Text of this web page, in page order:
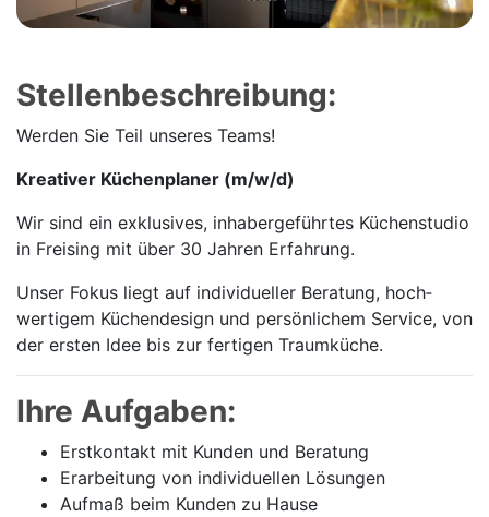
Stellenbeschreibung:
Werden Sie Teil unseres Teams!
Kreativer Küchenplaner (m/w/d)
Wir sind ein exklusives, inhaber­geführtes Küchen­studio
in Freising mit über 30 Jahren Erfahrung.
Unser Fokus liegt auf individueller Beratung, hoch­
wertigem Küchen­design und persön­lichem Service, von
der ersten Idee bis zur fertigen Traum­küche.
Ihre Aufgaben:
Erstkontakt mit Kunden und Beratung
Erarbeitung von individuellen Lösungen
Aufmaß beim Kunden zu Hause